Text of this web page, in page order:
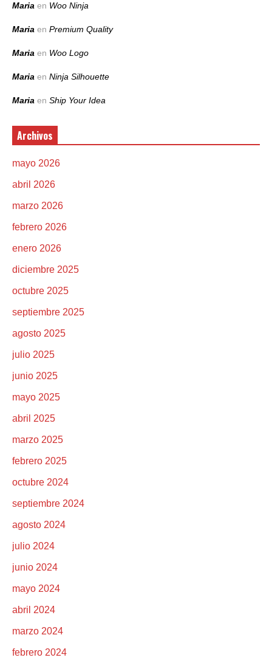
Maria en Woo Ninja
Maria en Premium Quality
Maria en Woo Logo
Maria en Ninja Silhouette
Maria en Ship Your Idea
Archivos
mayo 2026
abril 2026
marzo 2026
febrero 2026
enero 2026
diciembre 2025
octubre 2025
septiembre 2025
agosto 2025
julio 2025
junio 2025
mayo 2025
abril 2025
marzo 2025
febrero 2025
octubre 2024
septiembre 2024
agosto 2024
julio 2024
junio 2024
mayo 2024
abril 2024
marzo 2024
febrero 2024